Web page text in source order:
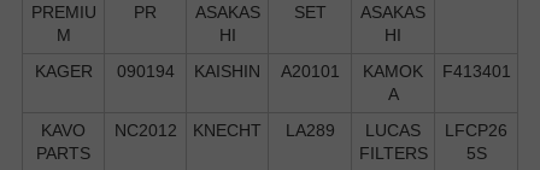
PREMIU
M
PR
ASAKAS
HI
SET
ASAKAS
HI
KAGER 090194 KAISHIN A20101
KAMOK
A
F413401
KAVO
PARTS
NC2012 KNECHT LA289
LUCAS
FILTERS
LFCP26
5S